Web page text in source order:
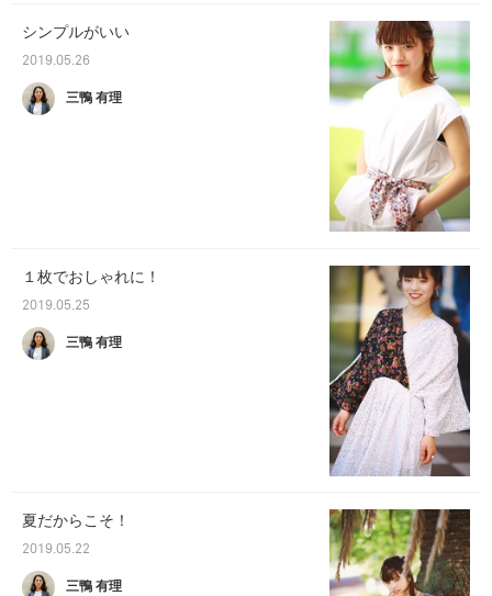
シンプルがいい
2019.05.26
三鴨 有理
１枚でおしゃれに！
2019.05.25
三鴨 有理
夏だからこそ！
2019.05.22
三鴨 有理